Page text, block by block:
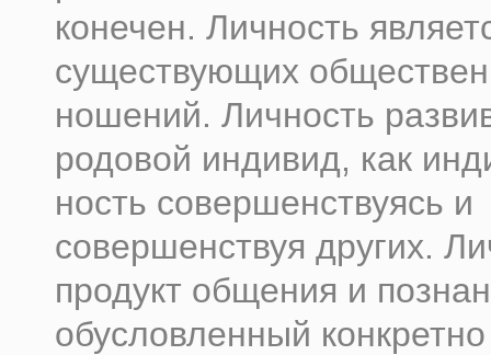
конечен. Личность
существующих
ношений. Личность
родовой индивид, как
ность совершенствуясь и
совершенствуя других.
продукт общения и
обусловленный конкретно